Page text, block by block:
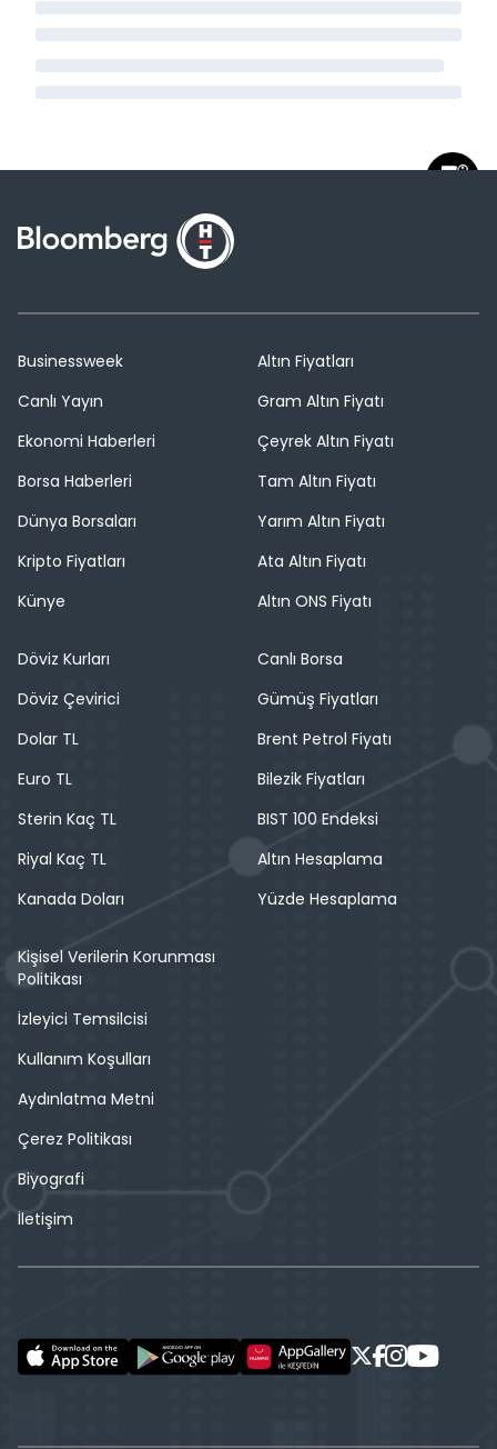
Businessweek
Canlı Yayın
Ekonomi Haberleri
Borsa Haberleri
Dünya Borsaları
Kripto Fiyatları
Künye
Altın Fiyatları
Gram Altın Fiyatı
Çeyrek Altın Fiyatı
Tam Altın Fiyatı
Yarım Altın Fiyatı
Ata Altın Fiyatı
Altın ONS Fiyatı
Döviz Kurları
Döviz Çevirici
Dolar TL
Euro TL
Sterin Kaç TL
Riyal Kaç TL
Kanada Doları
Canlı Borsa
Gümüş Fiyatları
Brent Petrol Fiyatı
Bilezik Fiyatları
BIST 100 Endeksi
Altın Hesaplama
Yüzde Hesaplama
Kişisel Verilerin Korunması
Politikası
İzleyici Temsilcisi
Kullanım Koşulları
Aydınlatma Metni
Çerez Politikası
Biyografi
İletişim